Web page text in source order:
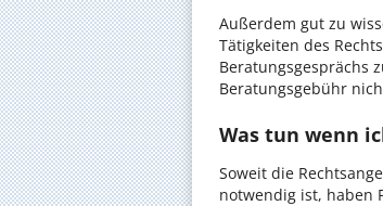
Außerdem gut zu
Tätigkeiten des
Beratungsgesprächs
Beratungsgebühr
Was tun wenn
Soweit die
notwendig ist, haben